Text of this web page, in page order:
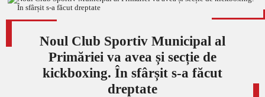
Noul Club Sportiv Municipal al
Primăriei va avea și secție de
kickboxing. În sfârșit s-a făcut
dreptate